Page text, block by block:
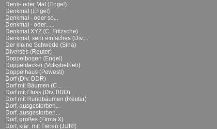
Denk- oder Mal (Engel)
Denkmal (Engel)
Denkmal - oder so...
Denkmal - oder......
Denkmal XYZ (C. Fritzsche)
Denkmal, sehr einfaches (Div....
Der kleine Schwede (Sina)
Diverses (Reuter)
Doppelbogen (Engel)
Doppeldecker (Volksbetrieb)
Doppelhaus (Pewesti)
Dorf (Div. DDR)
Dorf mit Bäumen (C....
Dorf mit Fluss (Div. BRD)
Dorf mit Rundbäumen (Reuter)
Dorf, ausgestorben...
Dorf, ausgestorben...
Dorf, großes (Firma X)
Dorf, klar: mit Tieren (JURI)